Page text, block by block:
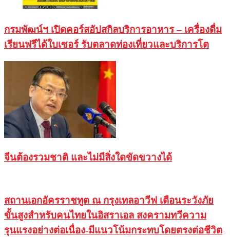
กรมพัฒน์ฯ เปิดคอร์สอัปสกิลบริการอาหาร – เครื่องดื่ม
เรียนฟรีได้ใบเซอร์ รับตลาดท่องเที่ยวและบริการโต
จีนต้องรวมชาติ และไม่มีสิ่งใดขัดขวางได้
สถานเอกอัครราชทูต ณ กรุงเทลอาวีฟ เตือนระวังภัย
ขั้นสูงสำหรับคนไทยในอิสราเอล สงครามทวีความ
รุนแรงอย่างต่อเนื่อง-มีแนวโน้มกระทบโดยตรงต่อชีวิต